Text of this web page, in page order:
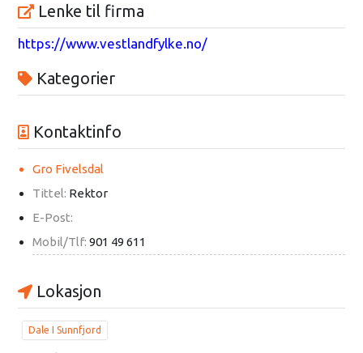
Lenke til firma
https://www.vestlandfylke.no/
Kategorier
Kontaktinfo
Gro Fivelsdal
Tittel: Rektor
E-Post:
Mobil/Tlf: 901 49 611
Lokasjon
Dale I Sunnfjord